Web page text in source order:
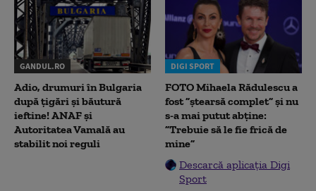
GANDUL.RO
Adio, drumuri în Bulgaria
după țigări și băutură
ieftine! ANAF și
Autoritatea Vamală au
stabilit noi reguli
DIGI SPORT
FOTO Mihaela Rădulescu a
fost ”ștearsă complet” și nu
s-a mai putut abține:
”Trebuie să le fie frică de
mine”
Descarcă aplicația Digi
Sport